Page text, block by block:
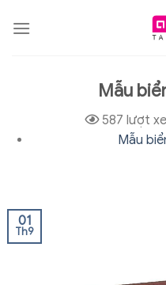
Mẫu
587 lượt
Mẫu
01
Th9